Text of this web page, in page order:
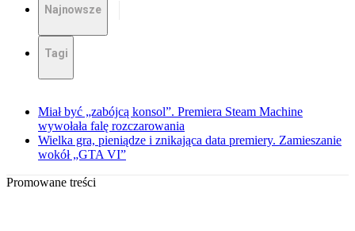
Najnowsze
Tagi
Miał być „zabójcą konsol”. Premiera Steam Machine
wywołała falę rozczarowania
Wielka gra, pieniądze i znikająca data premiery. Zamieszanie
wokół „GTA VI”
Promowane treści